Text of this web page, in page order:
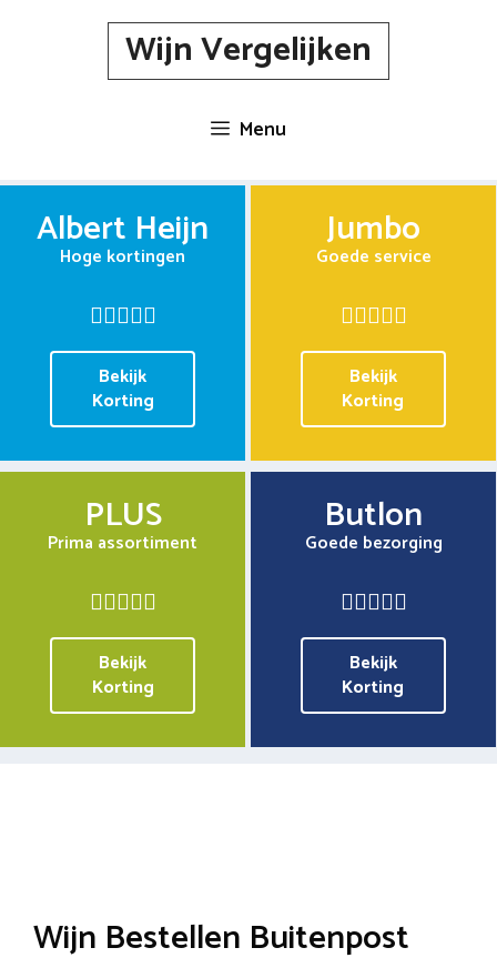
Wijn Vergelijken
Menu
Albert Heijn
Hoge kortingen
Bekijk
Korting
Jumbo
Goede service
Bekijk
Korting
PLUS
Prima assortiment
Bekijk
Korting
Butlon
Goede bezorging
Bekijk
Korting
Wijn Bestellen Buitenpost